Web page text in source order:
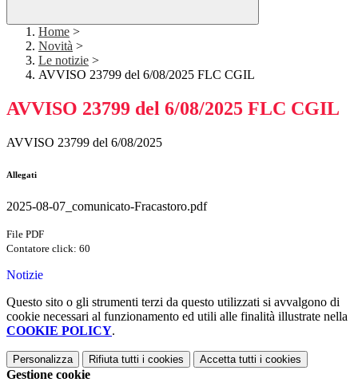
Home >
Novità >
Le notizie >
AVVISO 23799 del 6/08/2025 FLC CGIL
AVVISO 23799 del 6/08/2025 FLC CGIL
AVVISO 23799 del 6/08/2025
Allegati
2025-08-07_comunicato-Fracastoro.pdf
File PDF
Contatore click: 60
Notizie
Questo sito o gli strumenti terzi da questo utilizzati si avvalgono di
cookie necessari al funzionamento ed utili alle finalità illustrate nella
COOKIE POLICY.
Personalizza Rifiuta tutti i cookies Accetta tutti i cookies
Gestione cookie